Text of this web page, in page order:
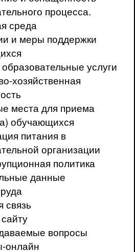
процесса.
среда
и меры поддержки
услуги
хозяйственная
места для приема
обучающихся
питания в
организации
политика
данные
связь
вопросы
онлайн